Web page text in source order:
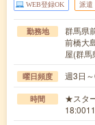
WEB登録OK 派遣
勤務地
群馬県
前橋大
屋(群
曜日頻度 週3日
時間
★スタ